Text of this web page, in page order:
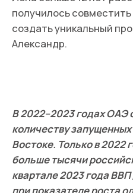
адаптироваться в Дубае:
приехал в Дубай в роли
активно искать клиентов
На LinkedIn, в Facebook (
садился в дорогом
Avenue и практически без
подсаживался за столики к
правило, они носили
ноутбук и говорил: «Hello,
my showreel of the agency».
результативно — так мы